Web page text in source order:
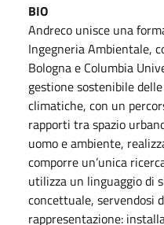
BIO
Andreco unisce una
Ingegneria Ambientale,
Bologna e Columbia
gestione sostenibile
climatiche, con un
rapporti tra spazio
uomo e ambiente,
comporre un’unica
utilizza un linguaggio di
concettuale, servendosi
rappresentazione: